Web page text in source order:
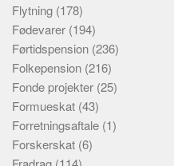
Flytning (178)
Fødevarer (194)
Førtidspension (236)
Folkepension (216)
Fonde projekter (25)
Formueskat (43)
Forretningsaftale (1)
Forskerskat (6)